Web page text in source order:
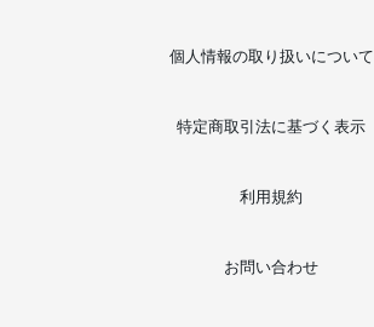
個人情報の取り扱いについて
特定商取引法に基づく表示
利用規約
お問い合わせ